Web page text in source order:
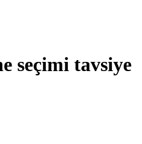
seçimi tavsiye